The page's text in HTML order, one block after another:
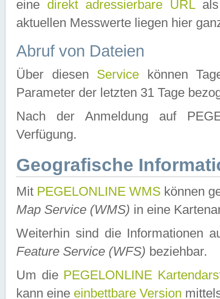
eine direkt adressierbare URLals
aktuellen Messwerte liegen hier
Abruf von Dateien
Über diesen Service können
Parameter der letzten 31 Tage
Nach der Anmeldung auf
Verfügung.
Geografische
Mit PEGELONLINE WMS können
Map Service (WMS) in eine
Weiterhin sind die Informationen
Feature Service (WFS) beziehbar.
Um die PEGELONLINE
kann eine einbettbare Version